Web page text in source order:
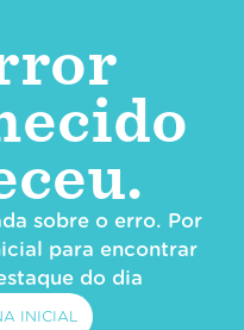
sobre o erro. Por
para encontrar
do dia
INICIAL